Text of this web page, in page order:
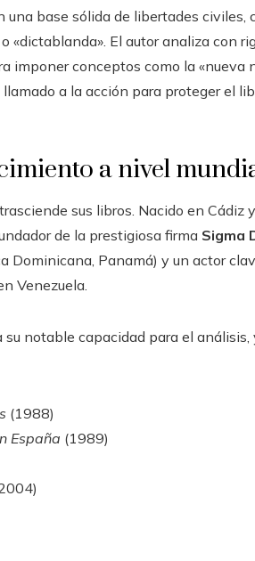
una base sólida de libertades civiles,
El autor analiza con
imponer conceptos como la «nueva
a la acción para proteger el
a nivel
sus libros. Nacido en
de la prestigiosa firma Sigma
Dominicana, Panamá) y un actor
Venezuela.
notable capacidad para el
(1988)
España (1989)